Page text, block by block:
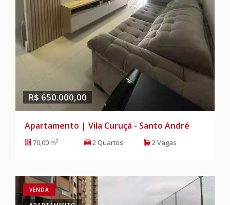
R$ 650.000,00
Apartamento | Vila Curuçá - Santo André
70,00 m² 2 Quartos 2 Vagas
VENDA